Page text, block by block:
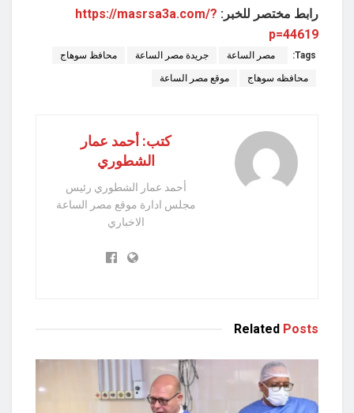
رابط مختصر للخبر: https://masrsa3a.com/?
p=44619
Tags: مصر الساعة جريدة مصر الساعة محافظ سوهاج
محافظه سوهاج موقع مصر الساعة
كتب: أحمد عمار
الشطوري
أحمد عمار الشطوري رئيس
مجلس ادارة موقع مصر الساعة
الاخباري
Related Posts